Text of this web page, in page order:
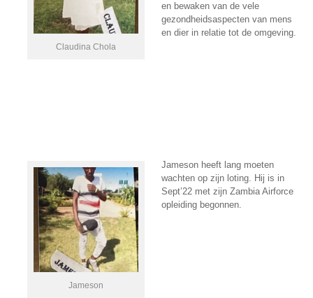
Claudina Chola
en bewaken van de vele
gezondheidsaspecten van mens
en dier in relatie tot de omgeving.
Jameson
Jameson heeft lang moeten
wachten op zijn loting. Hij is in
Sept’22 met zijn Zambia Airforce
opleiding begonnen.